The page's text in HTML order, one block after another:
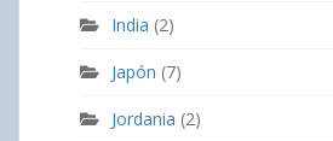
India (2)
Japón (7)
Jordania (2)